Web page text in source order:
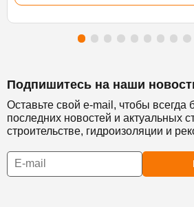
Подпишитесь на наши
Оставьте свой e-mail, чтобы всегда
последних новостей и актуальных
строительстве, гидроизоляции и